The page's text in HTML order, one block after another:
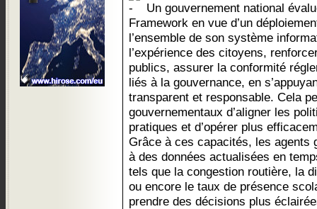
Un gouvernement national
Framework en vue d’un
l’ensemble de son système
l’expérience des citoyens,
publics, assurer la conformité
liés à la gouvernance, en
transparent et responsable. Cela
gouvernementaux d’aligner les
pratiques et d’opérer plus
Grâce à ces capacités, les agents
à des données actualisées en
tels que la congestion routière, la
ou encore le taux de présence
prendre des décisions plus